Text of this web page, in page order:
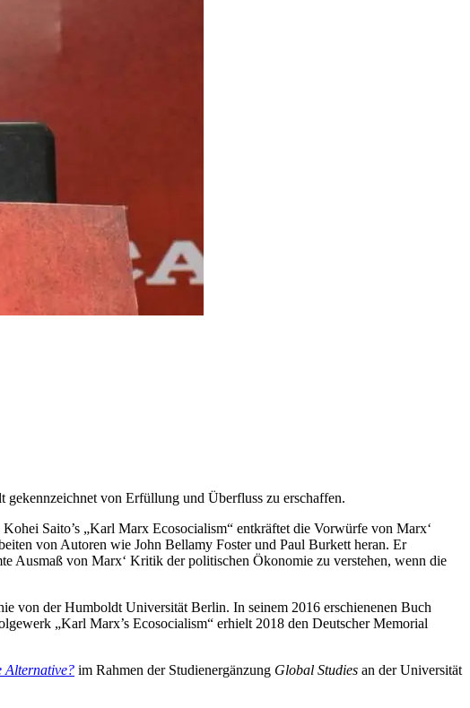
von Erfüllung und Überfluss zu erschaffen.
Saito’s „Karl Marx Ecosocialism“ entkräftet die Vorwürfe von Marx‘
von Autoren wie John Bellamy Foster und Paul Burkett heran. Er
Ausmaß von Marx‘ Kritik der politischen Ökonomie zu verstehen, wenn die
von der Humboldt Universität Berlin. In seinem 2016 erschienenen Buch
„Karl Marx’s Ecosocialism“ erhielt 2018 den Deutscher Memorial
Alternative? im Rahmen der Studienergänzung Global Studies an der Universität